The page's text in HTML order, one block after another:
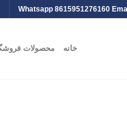
Whatsapp 8615951276160
خانه محصولات